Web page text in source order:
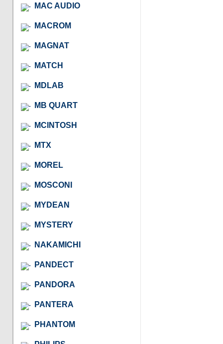
MAC AUDIO
MACROM
MAGNAT
MATCH
MDLAB
MB QUART
MCINTOSH
MTX
MOREL
MOSCONI
MYDEAN
MYSTERY
NAKAMICHI
PANDECT
PANDORA
PANTERA
PHANTOM